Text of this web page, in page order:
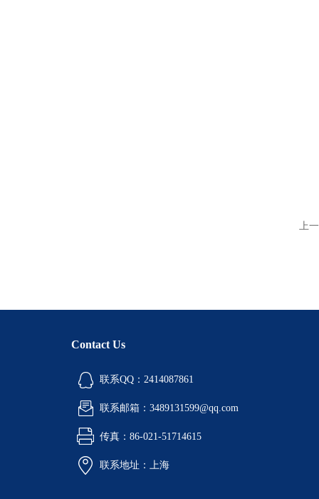
上
Contact Us
联系QQ：2414087861
联系邮箱：3489131599@qq.com
传真：86-021-51714615
联系地址：上海